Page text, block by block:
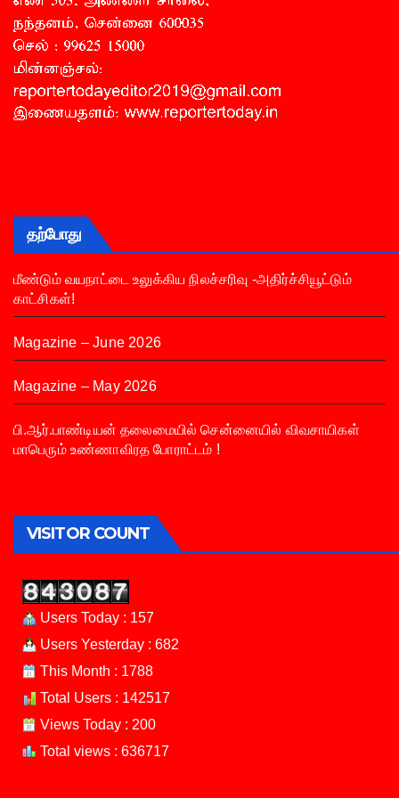
தற்போது
மீண்டும் வயநாட்டை உலுக்கிய நிலச்சரிவு -அதிர்ச்சியூட்டும்
காட்சிகள்!
Magazine – June 2026
Magazine – May 2026
பி.ஆர்.பாண்டியன் தலைமையில் சென்னையில் விவசாயிகள்
மாபெரும் உண்ணாவிரத போராட்டம் !
VISITOR COUNT
Users Today : 157
Users Yesterday : 682
This Month : 1788
Total Users : 142517
Views Today : 200
Total views : 636717